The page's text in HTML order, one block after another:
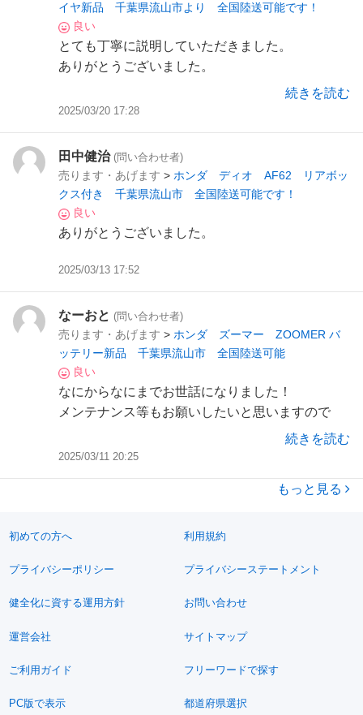
イヤ新品 千葉県流山市より 全国陸送可能です！
良い
とても丁寧に説明していただきました。
ありがとうございました。
続きを読む
2025/03/20 17:28
田中健治 (問い合わせ者)
売ります・あげます > ホンダ ディオ AF62 リアボッ
クス付き 千葉県流山市 全国陸送可能です！
良い
ありがとうございました。
2025/03/13 17:52
なーおと (問い合わせ者)
売ります・あげます > ホンダ ズーマー ZOOMER バ
ッテリー新品 千葉県流山市 全国陸送可能
良い
なにからなにまでお世話になりました！
メンテナンス等もお願いしたいと思いますので
続きを読む
2025/03/11 20:25
もっと見る
初めての方へ 利用規約
プライバシーポリシー プライバシーステートメント
健全化に資する運用方針 お問い合わせ
運営会社 サイトマップ
ご利用ガイド フリーワードで探す
PC版で表示 都道府県選択